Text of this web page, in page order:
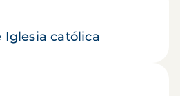
Iglesia católica